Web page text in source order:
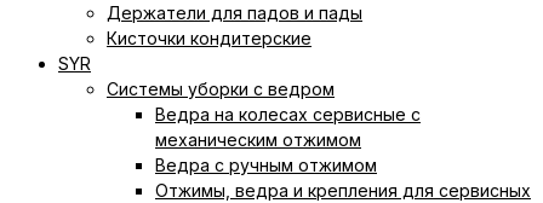
Держатели для падов и пады
Кисточки кондитерские
SYR
Системы уборки с ведром
Ведра на колесах сервисные с
механическим отжимом
Ведра с ручным отжимом
Отжимы, ведра и крепления для сервисных